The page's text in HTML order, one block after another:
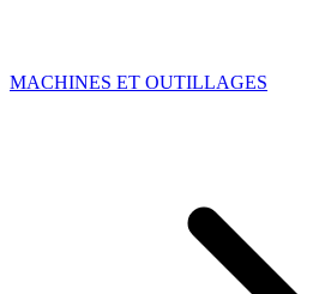
MACHINES ET OUTILLAGES